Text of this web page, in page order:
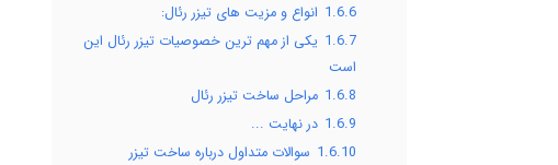
1.6.6 انواع و مزیت های تیزر رئال:
1.6.7 یکی از مهم ترین خصوصیات تیزر رئال این
است
1.6.8 مراحل ساخت تیزر رئال
1.6.9 در نهایت ...
1.6.10 سوالات متداول درباره ساخت تیزر